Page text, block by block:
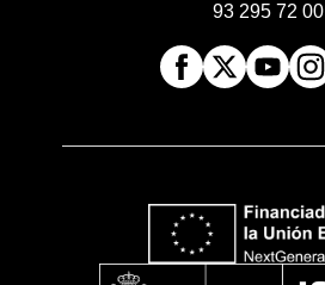
93 295 72 00